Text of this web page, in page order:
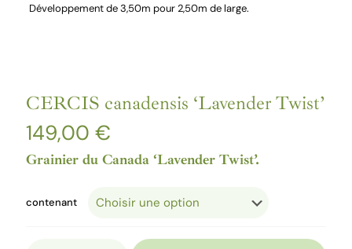
Développement de 3,50m pour 2,50m de large.
CERCIS canadensis ‘Lavender Twist’
149,00 €
Grainier du Canada ‘Lavender Twist’.
contenant